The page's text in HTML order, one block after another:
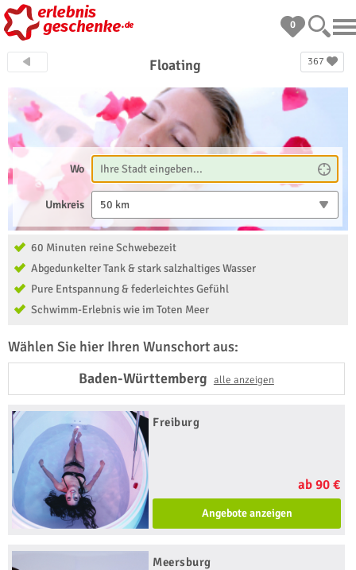
0
367
Floating
Wo
Umkreis 50 km
60 Minuten reine Schwebezeit
Abgedunkelter Tank & stark salzhaltiges Wasser
Pure Entspannung & federleichtes Gefühl
Schwimm-Erlebnis wie im Toten Meer
Wählen Sie hier Ihren Wunschort aus:
Baden-Württemberg alle anzeigen
Freiburg
ab 90 €
Angebote anzeigen
Meersburg